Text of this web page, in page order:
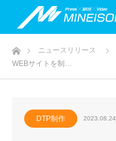
ホームニュースリリース
WEBサイトを制…
DTP制作 2023.08.24